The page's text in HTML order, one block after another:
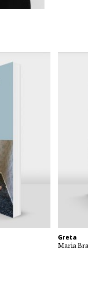
Greta
Maria